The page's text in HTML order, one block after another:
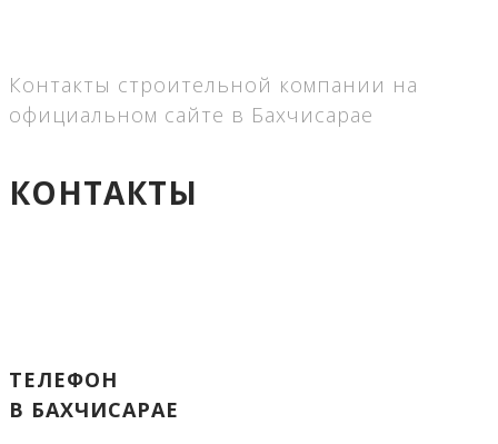
Контакты строительной компании на
официальном сайте в Бахчисарае
КОНТАКТЫ
ТЕЛЕФОН
В БАХЧИСАРАЕ